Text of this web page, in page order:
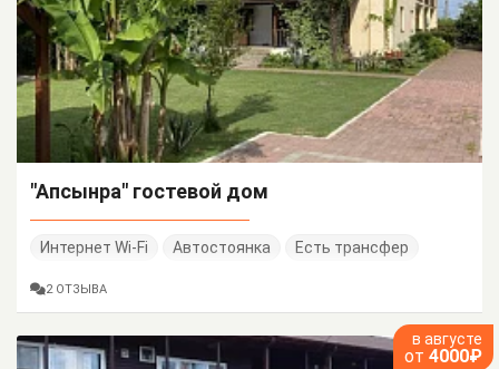
"Апсынра" гостевой дом
Интернет Wi-Fi Автостоянка Есть трансфер
2 ОТЗЫВА
в августе
от 4000₽